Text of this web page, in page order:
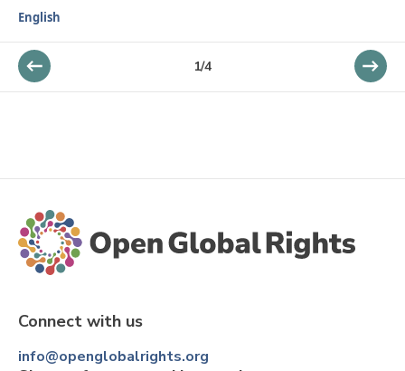
English
1/4
Connect with us
info@openglobalrights.org